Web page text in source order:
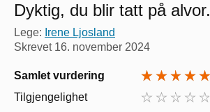
Dyktig, du blir tatt på alvor.
Lege: Irene Ljosland
Skrevet 16. november 2024
Samlet vurdering
Tilgjengelighet